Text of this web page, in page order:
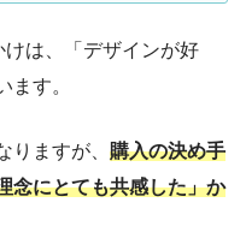
は、「デザインが好
ます。
りますが、 購入の決め手
念にとても共感した」か